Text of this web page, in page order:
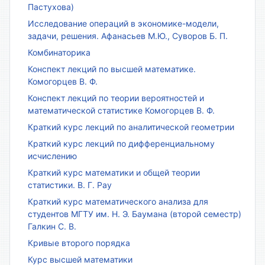
Пастухова)
Исследование операций в экономике-модели,
задачи, решения. Афанасьев М.Ю., Суворов Б. П.
Комбинаторика
Конспект лекций по высшей математике.
Комогорцев В. Ф.
Конспект лекций по теории вероятностей и
математической статистике Комогорцев В. Ф.
Краткий курс лекций по аналитической геометрии
Краткий курс лекций по дифференциальному
исчислению
Краткий курс математики и общей теории
статистики. В. Г. Рау
Краткий курс математического анализа для
студентов МГТУ им. Н. Э. Баумана (второй семестр)
Галкин С. В.
Кривые второго порядка
Курс высшей математики